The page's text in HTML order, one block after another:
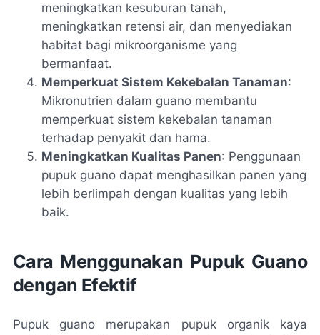
meningkatkan kesuburan tanah,
meningkatkan retensi air, dan menyediakan
habitat bagi mikroorganisme yang
bermanfaat.
Memperkuat Sistem Kekebalan Tanaman:
Mikronutrien dalam guano membantu
memperkuat sistem kekebalan tanaman
terhadap penyakit dan hama.
Meningkatkan Kualitas Panen: Penggunaan
pupuk guano dapat menghasilkan panen yang
lebih berlimpah dengan kualitas yang lebih
baik.
Cara Menggunakan Pupuk Guano
dengan Efektif
Pupuk guano merupakan pupuk organik kaya